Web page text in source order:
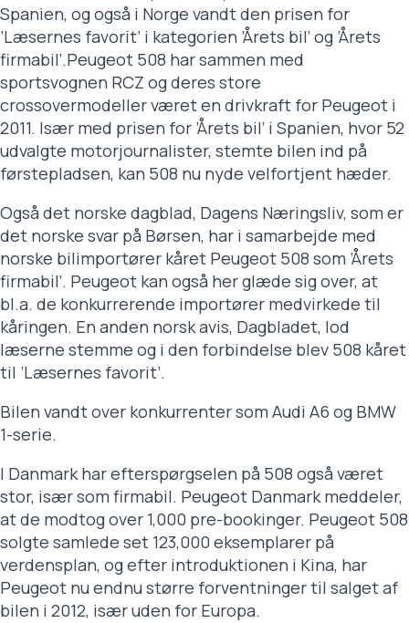
Spanien, og også i Norge vandt den prisen for
’Læsernes favorit’ i kategorien ’Årets bil’ og ’Årets
firmabil’.Peugeot 508 har sammen med
sportsvognen RCZ og deres store
crossovermodeller været en drivkraft for Peugeot i
2011. Især med prisen for ’Årets bil’ i Spanien, hvor 52
udvalgte motorjournalister, stemte bilen ind på
førstepladsen, kan 508 nu nyde velfortjent hæder.
Også det norske dagblad, Dagens Næringsliv, som er
det norske svar på Børsen, har i samarbejde med
norske bilimportører kåret Peugeot 508 som ’Årets
firmabil’. Peugeot kan også her glæde sig over, at
bl.a. de konkurrerende importører medvirkede til
kåringen. En anden norsk avis, Dagbladet, lod
læserne stemme og i den forbindelse blev 508 kåret
til ’Læsernes favorit’.
Bilen vandt over konkurrenter som Audi A6 og BMW
1-serie.
I Danmark har efterspørgselen på 508 også været
stor, især som firmabil. Peugeot Danmark meddeler,
at de modtog over 1,000 pre-bookinger. Peugeot 508
solgte samlede set 123,000 eksemplarer på
verdensplan, og efter introduktionen i Kina, har
Peugeot nu endnu større forventninger til salget af
bilen i 2012, især uden for Europa.